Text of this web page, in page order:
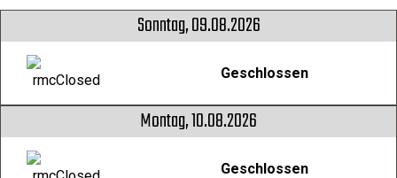
Sonntag, 09.08.2026
Geschlossen
Montag, 10.08.2026
Geschlossen